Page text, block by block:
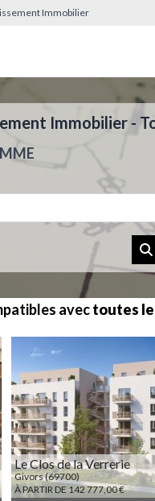
Immobilier
Immobilier -
avectoutes
Le Clos de la Verrerie
Givors (69700)
À PARTIR DE 142 777,00 €